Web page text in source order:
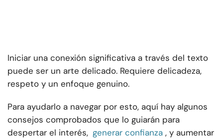
Iniciar una conexión significativa a través del texto
puede ser un arte delicado. Requiere delicadeza,
respeto y un enfoque genuino.
Para ayudarlo a navegar por esto, aquí hay algunos
consejos comprobados que lo guiarán para
despertar el interés, generar confianza , y aumentar